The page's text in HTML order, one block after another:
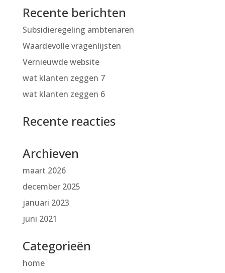
Recente berichten
Subsidieregeling ambtenaren
Waardevolle vragenlijsten
Vernieuwde website
wat klanten zeggen 7
wat klanten zeggen 6
Recente reacties
Archieven
maart 2026
december 2025
januari 2023
juni 2021
Categorieën
home